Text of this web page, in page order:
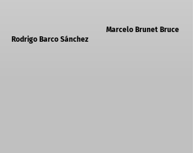
Rodrigo Barco Sánchez
Marcelo Brunet Bruce